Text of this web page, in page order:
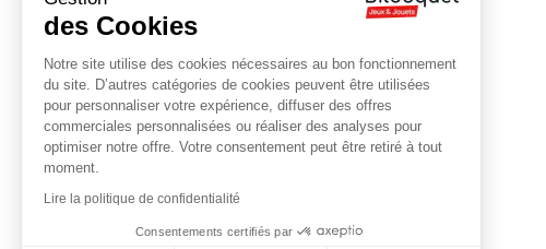
société | Loisirs créatifs
Centre historique de Vannes
Près de la cathédrale
02 97 47 56 92
NOUS SUIVRE
des Cookies
Notre site utilise des cookies nécessaires au bon fonctionnement
du site. D’autres catégories de cookies peuvent être utilisées
pour personnaliser votre expérience, diffuser des offres
commerciales personnalisées ou réaliser des analyses pour
optimiser notre offre. Votre consentement peut être retiré à tout
moment.
Lire la politique de confidentialité
Consentements certifiés par